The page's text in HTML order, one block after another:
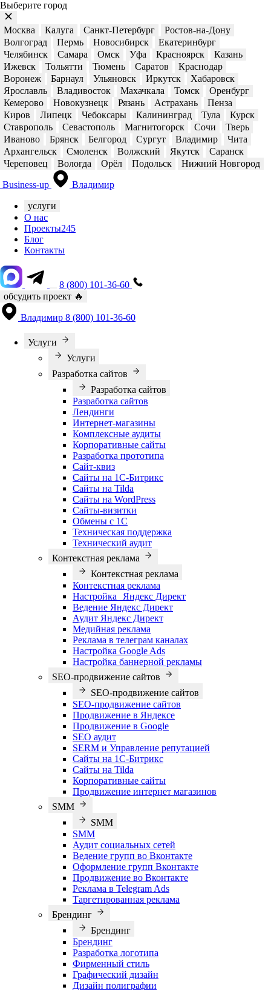
Выберите город
Москва Калуга Санкт-Петербург
Ростов-на-Дону
Волгоград
Пермь Новосибирск
Екатеринбург
Челябинск
Самара Омск Уфа Красноярск
Казань
Ижевск
Тольятти Тюмень Саратов
Краснодар
Воронеж
Барнаул Ульяновск Иркутск
Хабаровск
Ярославль
Владивосток Махачкала Томск
Оренбург
Кемерово
Новокузнецк Рязань Астрахань
Пенза
Киров
Липецк Чебоксары Калининград Тула
Курск
Ставрополь
Севастополь Магнитогорск Сочи
Тверь
Иваново
Брянск Белгород Сургут Владимир
Чита
Архангельск
Смоленск Волжский Якутск
Саранск
Череповец
Вологда Орёл Подольск Нижний Новгород
Business-up Владимир
услуги
О нас
Проекты245
Блог
Контакты
8 (800) 101-36-60
обсудить проект 🔥
Владимир 8 (800) 101-36-60
Услуги
Услуги
Разработка сайтов
Разработка сайтов
Разработка сайтов
Лендинги
Интернет-магазины
Комплексные аудиты
Корпоративные сайты
Разработка прототипа
Сайт-квиз
Сайты на 1С-Битрикс
Сайты на Tilda
Сайты на WordPress
Сайты-визитки
Обмены с 1С
Техническая поддержка
Технический аудит
Контекстная реклама
Контекстная реклама
Контекстная реклама
Настройка Яндекс Директ
Ведение Яндекс Директ
Аудит Яндекс Директ
Медийная реклама
Реклама в телеграм каналах
Настройка Google Ads
Настройка баннерной рекламы
SEO-продвижение сайтов
SEO-продвижение сайтов
SEO-продвижение сайтов
Продвижение в Яндексе
Продвижение в Google
SEO аудит
SERM и Управление репутацией
Сайты на 1С-Битрикс
Сайты на Tilda
Корпоративные сайты
Продвижение интернет магазинов
SMM
SMM
SMM
Аудит социальных сетей
Ведение групп во Вконтакте
Оформление групп Вконтакте
Продвижение во Вконтакте
Реклама в Telegram Ads
Таргетированная реклама
Брендинг
Брендинг
Брендинг
Разработка логотипа
Фирменный стиль
Графический дизайн
Дизайн полиграфии